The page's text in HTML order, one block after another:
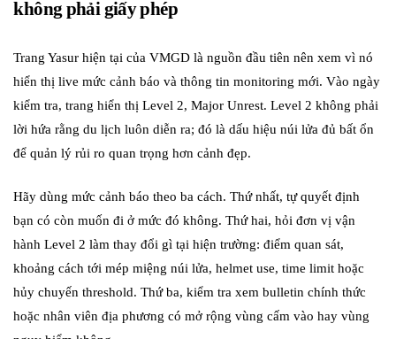
không phải giấy phép
Trang Yasur hiện tại của VMGD là nguồn đầu tiên nên xem vì nó
hiển thị live mức cảnh báo và thông tin monitoring mới. Vào ngày
kiểm tra, trang hiển thị Level 2, Major Unrest. Level 2 không phải
lời hứa rằng du lịch luôn diễn ra; đó là dấu hiệu núi lửa đủ bất ổn
để quản lý rủi ro quan trọng hơn cảnh đẹp.
Hãy dùng mức cảnh báo theo ba cách. Thứ nhất, tự quyết định
bạn có còn muốn đi ở mức đó không. Thứ hai, hỏi đơn vị vận
hành Level 2 làm thay đổi gì tại hiện trường: điểm quan sát,
khoảng cách tới mép miệng núi lửa, helmet use, time limit hoặc
hủy chuyến threshold. Thứ ba, kiểm tra xem bulletin chính thức
hoặc nhân viên địa phương có mở rộng vùng cấm vào hay vùng